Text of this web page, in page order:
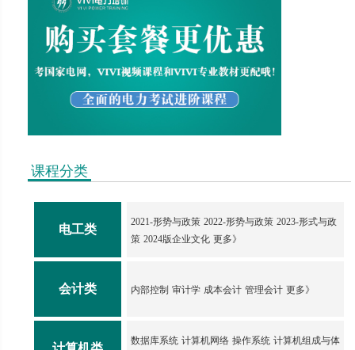
课程分类
电工类
2021-形势与政策 2022-形势与政策 2023-形式与政
策 2024版企业文化 更多》
会计类 内部控制 审计学 成本会计 管理会计 更多》
数据库系统 计算机网络 操作系统 计算机组成与体